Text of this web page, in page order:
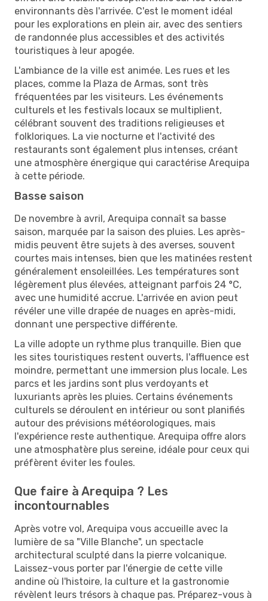
environnants dès l'arrivée. C'est le moment idéal
pour les explorations en plein air, avec des sentiers
de randonnée plus accessibles et des activités
touristiques à leur apogée.
L'ambiance de la ville est animée. Les rues et les
places, comme la Plaza de Armas, sont très
fréquentées par les visiteurs. Les événements
culturels et les festivals locaux se multiplient,
célébrant souvent des traditions religieuses et
folkloriques. La vie nocturne et l'activité des
restaurants sont également plus intenses, créant
une atmosphère énergique qui caractérise Arequipa
à cette période.
Basse saison
De novembre à avril, Arequipa connaît sa basse
saison, marquée par la saison des pluies. Les après-
midis peuvent être sujets à des averses, souvent
courtes mais intenses, bien que les matinées restent
généralement ensoleillées. Les températures sont
légèrement plus élevées, atteignant parfois 24 °C,
avec une humidité accrue. L'arrivée en avion peut
révéler une ville drapée de nuages en après-midi,
donnant une perspective différente.
La ville adopte un rythme plus tranquille. Bien que
les sites touristiques restent ouverts, l'affluence est
moindre, permettant une immersion plus locale. Les
parcs et les jardins sont plus verdoyants et
luxuriants après les pluies. Certains événements
culturels se déroulent en intérieur ou sont planifiés
autour des prévisions météorologiques, mais
l'expérience reste authentique. Arequipa offre alors
une atmosphatère plus sereine, idéale pour ceux qui
préfèrent éviter les foules.
Que faire à Arequipa ? Les
incontournables
Après votre vol, Arequipa vous accueille avec la
lumière de sa "Ville Blanche", un spectacle
architectural sculpté dans la pierre volcanique.
Laissez-vous porter par l'énergie de cette ville
andine où l'histoire, la culture et la gastronomie
révèlent leurs trésors à chaque pas. Préparez-vous à